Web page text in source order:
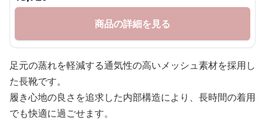
商品の詳細を見る
足元の蒸れを軽減する通気性の高いメッシュ素材を採用し
た長靴です。
履き心地の良さを追求した内部構造により、長時間の着用
でも快適に過ごせます。